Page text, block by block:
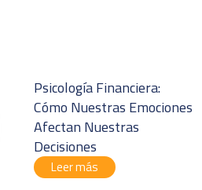
Psicología Financiera:
Cómo Nuestras Emociones
Afectan Nuestras
Decisiones
Leer más